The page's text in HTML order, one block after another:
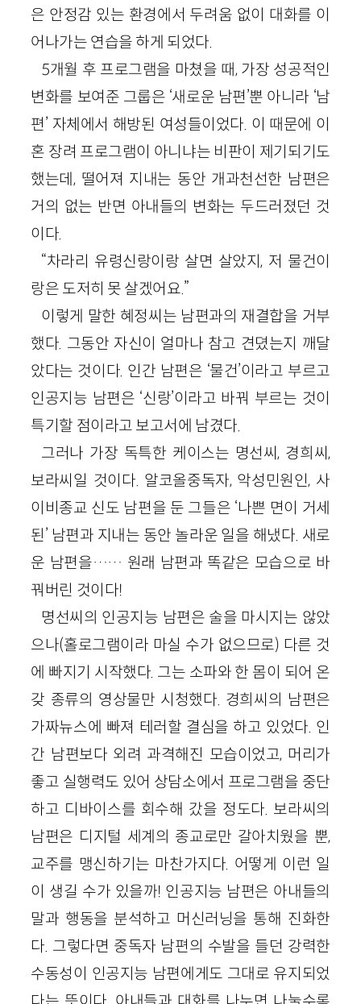
은 안정감 있는 환경에서 두려움 없이 대화를 이
어나가는 연습을 하게 되었다.
5개월 후 프로그램을 마쳤을 때, 가장 성공적인
변화를 보여준 그룹은 ‘새로운 남편’뿐 아니라 ‘남
편’ 자체에서 해방된 여성들이었다. 이 때문에 이
혼 장려 프로그램이 아니냐는 비판이 제기되기도
했는데, 떨어져 지내는 동안 개과천선한 남편은
거의 없는 반면 아내들의 변화는 두드러졌던 것
이다.
“차라리 유령신랑이랑 살면 살았지, 저 물건이
랑은 도저히 못 살겠어요.”
이렇게 말한 혜정씨는 남편과의 재결합을 거부
했다. 그동안 자신이 얼마나 참고 견뎠는지 깨달
았다는 것이다. 인간 남편은 ‘물건’이라고 부르고
인공지능 남편은 ‘신랑’이라고 바꿔 부르는 것이
특기할 점이라고 보고서에 남겼다.
그러나 가장 독특한 케이스는 명선씨, 경희씨,
보라씨일 것이다. 알코올중독자, 악성민원인, 사
이비종교 신도 남편을 둔 그들은 ‘나쁜 면이 거세
된’ 남편과 지내는 동안 놀라운 일을 해냈다. 새로
운 남편을…… 원래 남편과 똑같은 모습으로 바
꿔버린 것이다!
명선씨의 인공지능 남편은 술을 마시지는 않았
으나(홀로그램이라 마실 수가 없으므로) 다른 것
에 빠지기 시작했다. 그는 소파와 한 몸이 되어 온
갖 종류의 영상물만 시청했다. 경희씨의 남편은
가짜뉴스에 빠져 테러할 결심을 하고 있었다. 인
간 남편보다 외려 과격해진 모습이었고, 머리가
좋고 실행력도 있어 상담소에서 프로그램을 중단
하고 디바이스를 회수해 갔을 정도다. 보라씨의
남편은 디지털 세계의 종교로만 갈아치웠을 뿐,
교주를 맹신하기는 마찬가지다. 어떻게 이런 일
이 생길 수가 있을까! 인공지능 남편은 아내들의
말과 행동을 분석하고 머신러닝을 통해 진화한
다. 그렇다면 중독자 남편의 수발을 들던 강력한
수동성이 인공지능 남편에게도 그대로 유지되었